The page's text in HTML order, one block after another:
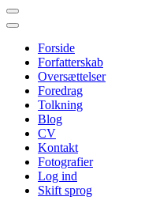
Forside
Forfatterskab
Oversættelser
Foredrag
Tolkning
Blog
CV
Kontakt
Fotografier
Log ind
Skift sprog